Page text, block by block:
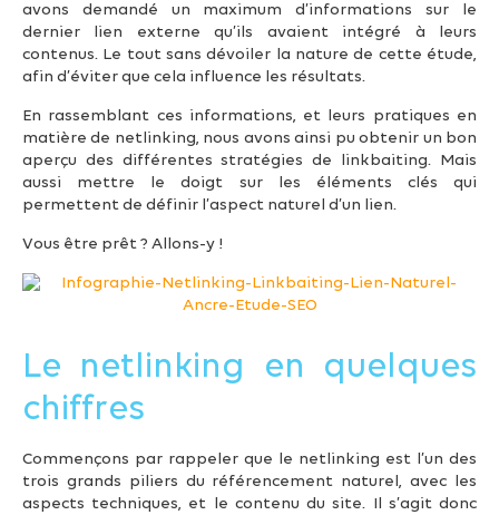
avons demandé un maximum d’informations sur le
dernier lien externe qu’ils avaient intégré à leurs
contenus. Le tout sans dévoiler la nature de cette étude,
afin d’éviter que cela influence les résultats.
En rassemblant ces informations, et leurs pratiques en
matière de netlinking, nous avons ainsi pu obtenir un bon
aperçu des différentes stratégies de linkbaiting. Mais
aussi mettre le doigt sur les éléments clés qui
permettent de définir l’aspect naturel d’un lien.
Vous être prêt ? Allons-y !
Le netlinking en quelques
chiffres
Commençons par rappeler que le netlinking est l’un des
trois grands piliers du référencement naturel, avec les
aspects techniques, et le contenu du site. Il s’agit donc